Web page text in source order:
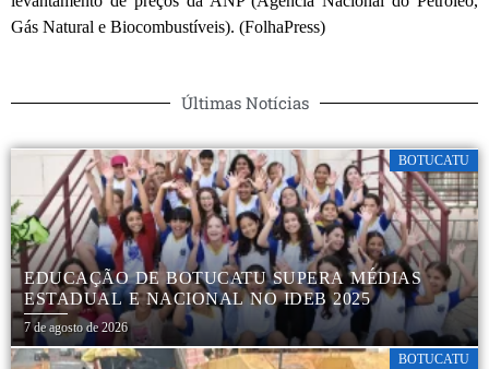
Gás Natural e Biocombustíveis). (FolhaPress)
Últimas Notícias
BOTUCATU
EDUCAÇÃO DE BOTUCATU SUPERA MÉDIAS
ESTADUAL E NACIONAL NO IDEB 2025
7 de agosto de 2026
BOTUCATU